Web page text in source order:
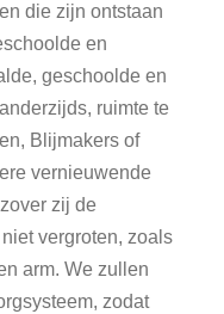
die zijn ontstaan
en
geschoolde en
ruimte te
Blijmakers of
vernieuwende
zij de
vergroten, zoals
arm. We zullen
zodat